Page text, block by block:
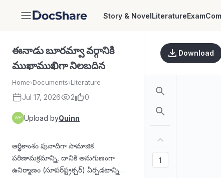
DocShare Story & NovelLiteratureExam
ఈనాడు బూరమ్వా వర్గానికి
ముఖాముఖిగా నిలబదిన
Home›Documents›Literature
Jul 17, 2026 2 0
Upload byQuinn
ఆర్థికాంశం పునాదిగా సామాజిక
పరిణామక్రమాన్ని, దానికి అనుగుణంగా
ఉనిర్మాణం (సూపర్‌స్ట్రక్చర్) ఏర్పడటాన్ని
Download